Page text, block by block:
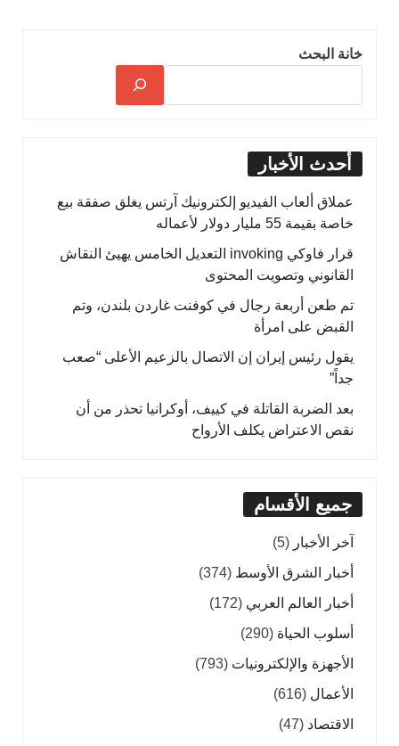
خانة البحث
أحدث الأخبار
عملاق ألعاب الفيديو إلكترونيك آرتس يغلق صفقة بيع
خاصة بقيمة 55 مليار دولار لأعماله
قرار فاوكي invoking التعديل الخامس يهيئ النقاش
القانوني وتصويت المحتوى
تم طعن أربعة رجال في كوفنت غاردن بلندن، وتم
القبض على امرأة
يقول رئيس إيران إن الاتصال بالزعيم الأعلى “صعب
جداً”
بعد الضربة القاتلة في كييف، أوكرانيا تحذر من أن
نقص الاعتراض يكلف الأرواح
جميع الأقسام
آخر الأخبار (5)
أخبار الشرق الأوسط (374)
أخبار العالم العربي (172)
أسلوب الحياة (290)
الأجهزة والإلكترونيات (793)
الأعمال (616)
الاقتصاد (47)